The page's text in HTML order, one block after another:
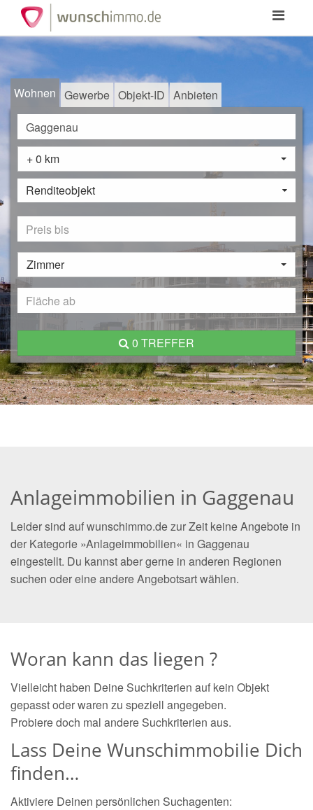
Toggle
Wohnen Gewerbe Objekt-ID Anbieten
+ 0 km
Renditeobjekt
Zimmer
0 TREFFER
Anlageimmobilien in Gaggenau
Leider sind auf wunschimmo.de zur Zeit keine Angebote in
der Kategorie »Anlageimmobilien« in Gaggenau
eingestellt. Du kannst aber gerne in anderen Regionen
suchen oder eine andere Angebotsart wählen.
Woran kann das liegen ?
Vielleicht haben Deine Suchkriterien auf kein Objekt
gepasst oder waren zu speziell angegeben.
Probiere doch mal andere Suchkriterien aus.
Lass Deine Wunschimmobilie Dich
finden…
Aktiviere Deinen persönlichen Suchagenten: